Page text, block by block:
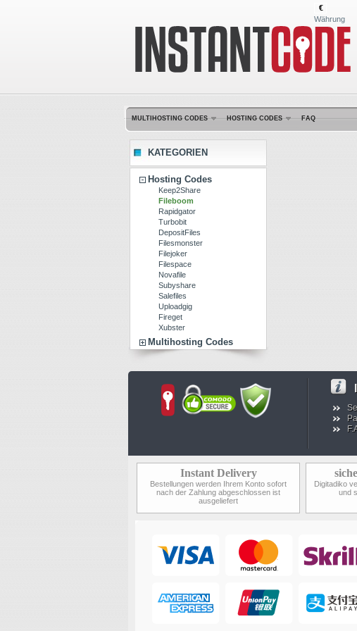
€
Währung
MULTIHOSTING CODES HOSTING CODES FAQ
KATEGORIEN
Hosting Codes
Keep2Share
Fileboom
Rapidgator
Turbobit
DepositFiles
Filesmonster
Filejoker
Filespace
Novafile
Subyshare
Salefiles
Uploadgig
Fireget
Xubster
Multihosting Codes
Instant Delivery
Bestellungen werden Ihrem Konto sofort
nach der Zahlung abgeschlossen ist
ausgeliefert
Digitadiko
und